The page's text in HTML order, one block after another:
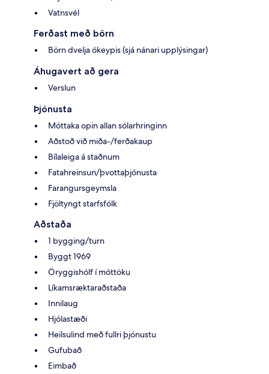
Vatnsvél
Ferðast með börn
Börn dvelja ókeypis (sjá nánari upplýsingar)
Áhugavert að gera
Verslun
Þjónusta
Móttaka opin allan sólarhringinn
Aðstoð við miða-/ferðakaup
Bílaleiga á staðnum
Fatahreinsun/þvottaþjónusta
Farangursgeymsla
Fjöltyngt starfsfólk
Aðstaða
1 bygging/turn
Byggt 1969
Öryggishólf í móttöku
Líkamsræktaraðstaða
Innilaug
Hjólastæði
Heilsulind með fullri þjónustu
Gufubað
Eimbað